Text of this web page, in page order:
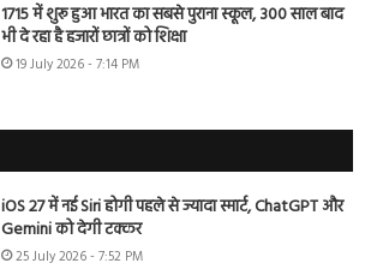
1715 में शुरू हुआ भारत का सबसे पुराना स्कूल, 300 साल बाद
भी दे रहा है हजारों छात्रों को शिक्षा
19 July 2026 - 7:14 PM
iOS 27 में नई Siri होगी पहले से ज्यादा स्मार्ट, ChatGPT और
Gemini को देगी टक्कर
25 July 2026 - 7:52 PM